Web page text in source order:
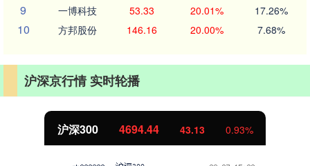
9 一博科技 53.33 20.01% 17.26%
10 方邦股份 146.16 20.00% 7.68%
沪深京行情 实时轮播
北证50 1134.24 11.37 1.01%